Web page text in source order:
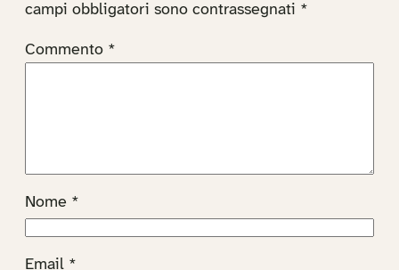
campi obbligatori sono contrassegnati *
Commento *
Nome *
Email *